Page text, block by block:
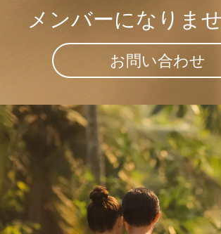
メンバーになりま
お問い合わせ